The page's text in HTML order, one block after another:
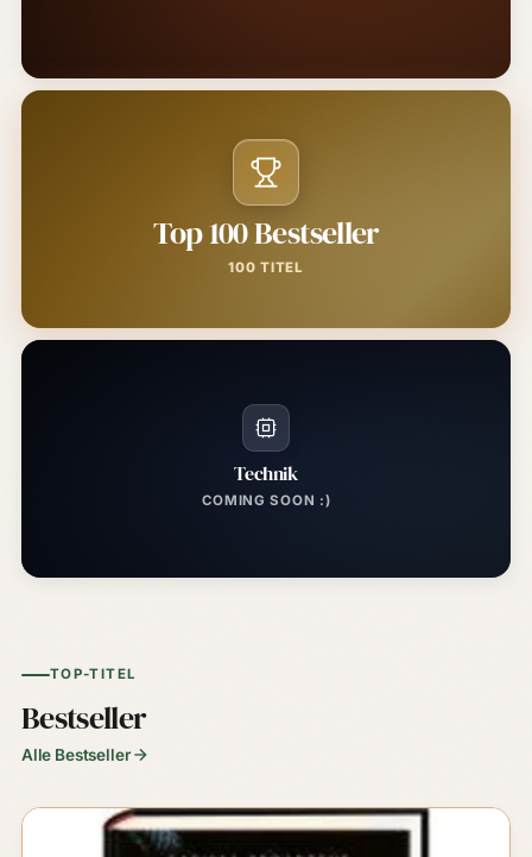
Top 100 Bestseller
100 TITEL
Technik
COMING SOON :)
TOP-TITEL
Bestseller
Alle Bestseller